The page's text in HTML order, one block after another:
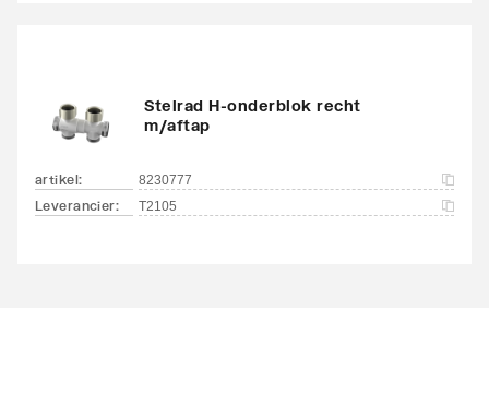
Stelrad H-onderblok recht
m/aftap
artikel: 8230777
Leverancier: T2105